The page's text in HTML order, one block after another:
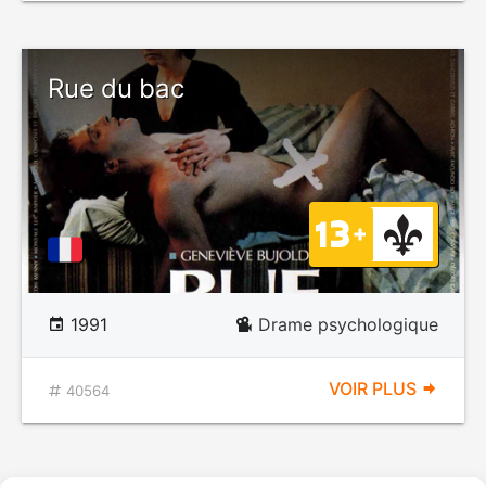
Rue du bac
1991 Drame psychologique
40564 VOIR PLUS